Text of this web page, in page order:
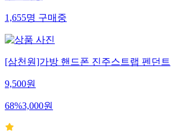
1,655명구매중
[삼천원]가방 핸드폰 진주스트랩 펜던트
9,500원
68%3,000원